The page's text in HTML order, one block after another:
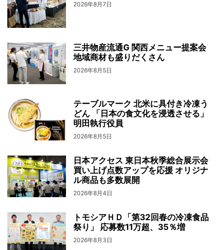
2026年8月7日
三井物産流通G 関西メニュー提案会
地域商材も盛りだくさん
2026年8月5日
テーブルマーク 北米に具付き冷凍う
どん 「日本の食文化を浸透させる」
明田執行役員
2026年8月5日
日本アクセス 東日本秋季総合展示会
買い上げ点数アップを応援 オリジナ
ル商品も多数展開
2026年8月4日
トモシアＨＤ「第32回春の冷凍食品
祭り」 応募数11万超、35％増
2026年8月3日